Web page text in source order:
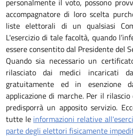
accompagnatore di loro scelta
liste elettorali di un qualsiasi
L'esercizio di tale facoltà, quando
essere consentito dal Presidente del
Quando sia necessario un
rilasciato dai medici incaricati
gratuitamente ed in esenzione
applicazione di marche. Per il
predisporrà un apposito servizio.
tutte le informazioni relative
parte degli elettori fisicamente